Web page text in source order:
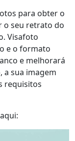
para obter o
o seu retrato do
Visafoto
e o formato
e melhorará
a sua imagem
requisitos